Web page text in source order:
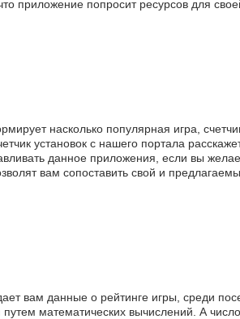
приложение попросит ресурсов для
насколько популярная игра,
установок с нашего портала
данное приложения, если вы
вам сопоставить свой и
вам данные о рейтинге игры, среди
математических вычислений. А